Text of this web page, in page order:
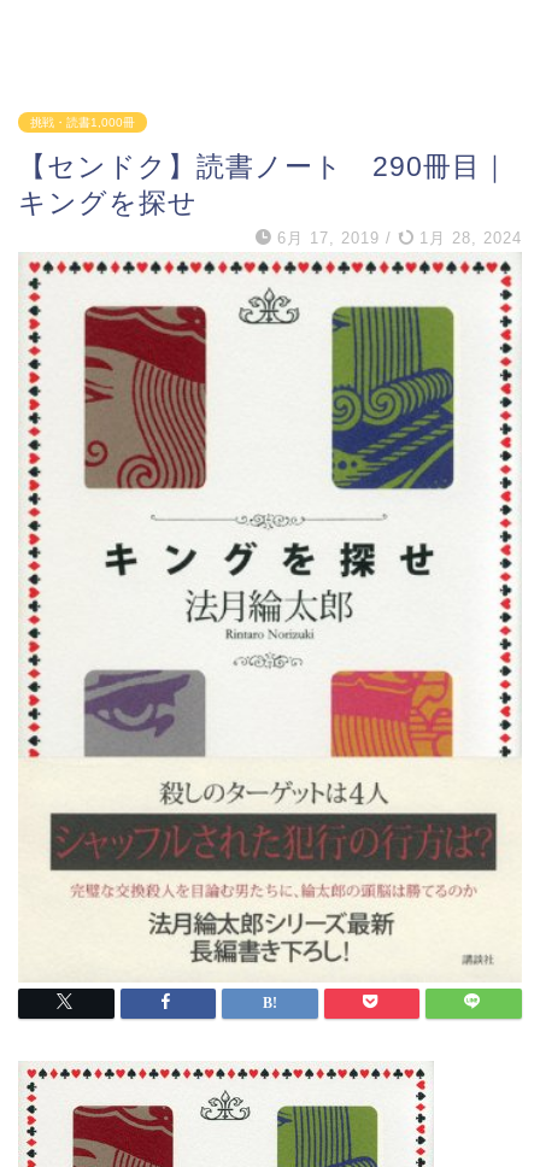
挑戦・読書1,000冊
【センドク】読書ノート 290冊目｜
キングを探せ
6月 17, 2019 / 1月 28, 2024